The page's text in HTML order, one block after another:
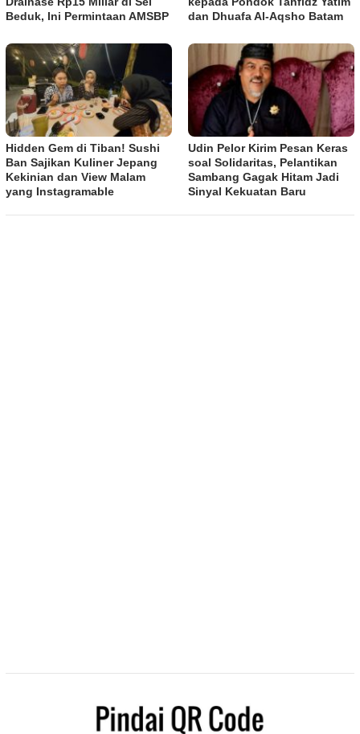
Beduk, Ini Permintaan AMSBP
dan Dhuafa Al-Aqsho Batam
Hidden Gem di Tiban! Sushi
Ban Sajikan Kuliner Jepang
Kekinian dan View Malam
yang Instagramable
Udin Pelor Kirim Pesan Keras
soal Solidaritas, Pelantikan
Sambang Gagak Hitam Jadi
Sinyal Kekuatan Baru